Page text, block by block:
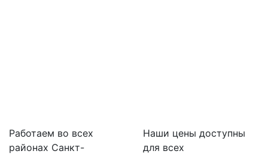
Работаем во всех
районах Санкт-
Наши цены доступны
для всех